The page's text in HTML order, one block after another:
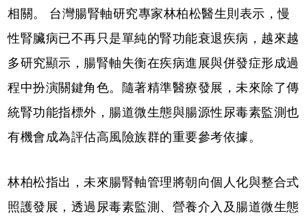
相關。 台灣腸腎軸研究專家林柏松醫生則表示，慢
性腎臟病已不再只是單純的腎功能衰退疾病，越來越
多研究顯示，腸腎軸失衡在疾病進展與併發症形成過
程中扮演關鍵角色。隨著精準醫療發展，未來除了傳
統腎功能指標外，腸道微生態與腸源性尿毒素監測也
有機會成為評估高風險族群的重要參考依據。
林柏松指出，未來腸腎軸管理將朝向個人化與整合式
照護發展，透過尿毒素監測、營養介入及腸道微生態